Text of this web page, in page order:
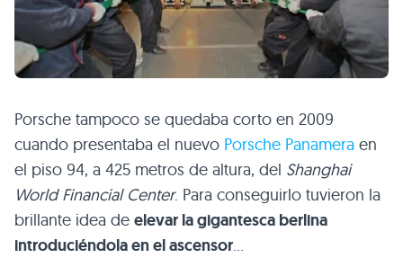
Porsche tampoco se quedaba corto en 2009
cuando presentaba el nuevo Porsche Panamera en
el piso 94, a 425 metros de altura, del Shanghai
World Financial Center. Para conseguirlo tuvieron la
brillante idea de elevar la gigantesca berlina
introduciéndola en el ascensor…